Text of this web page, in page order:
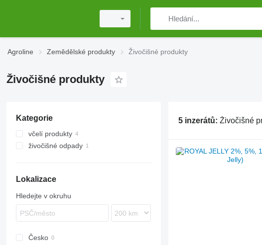
Agroline Zemědělské produkty Živočišné produkty
Živočišné produkty
Kategorie
včelí produkty
živočišné odpady
Lokalizace
Hledejte v okruhu
Česko
5 inzerátů: Živočišné